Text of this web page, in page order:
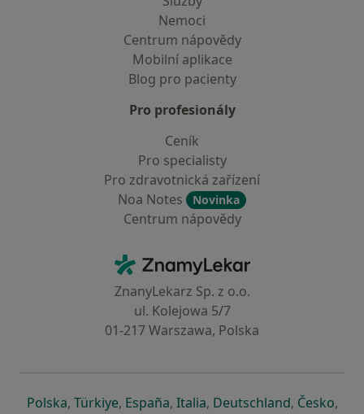
Nemoci
Centrum nápovědy
Mobilní aplikace
Blog pro pacienty
Pro profesionály
Ceník
Pro specialisty
Pro zdravotnická zařízení
Noa Notes
Novinka
Centrum nápovědy
ZnamyLekar - Hlavní stránka
ZnanyLekarz Sp. z o.o.
ul. Kolejowa 5/7
01-217 Warszawa, Polska
Polskase otevře v nové záložce
, Türkiyese otevře v nové záložce
, Españase otevře v nové záložce
, Italiase otevře v nové záložce
, Deutschlandse otevře v
, Českose
,